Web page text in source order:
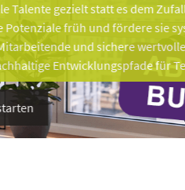
gezielt statt es dem Zufall zu
früh und fördere sie
und sichere wertvolles
Entwicklungspfade für Teams